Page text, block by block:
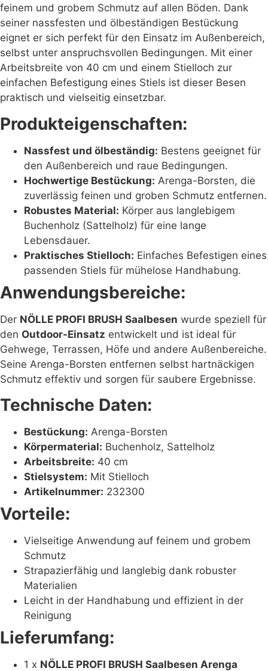
feinem und grobem Schmutz auf allen Böden. Dank
seiner nassfesten und ölbeständigen Bestückung
eignet er sich perfekt für den Einsatz im Außenbereich,
selbst unter anspruchsvollen Bedingungen. Mit einer
Arbeitsbreite von 40 cm und einem Stielloch zur
einfachen Befestigung eines Stiels ist dieser Besen
praktisch und vielseitig einsetzbar.
Produkteigenschaften:
Nassfest und ölbeständig: Bestens geeignet für
den Außenbereich und raue Bedingungen.
Hochwertige Bestückung: Arenga-Borsten, die
zuverlässig feinen und groben Schmutz entfernen.
Robustes Material: Körper aus langlebigem
Buchenholz (Sattelholz) für eine lange
Lebensdauer.
Praktisches Stielloch: Einfaches Befestigen eines
passenden Stiels für mühelose Handhabung.
Anwendungsbereiche:
Der NÖLLE PROFI BRUSH Saalbesen wurde speziell für
den Outdoor-Einsatz entwickelt und ist ideal für
Gehwege, Terrassen, Höfe und andere Außenbereiche.
Seine Arenga-Borsten entfernen selbst hartnäckigen
Schmutz effektiv und sorgen für saubere Ergebnisse.
Technische Daten:
Bestückung: Arenga-Borsten
Körpermaterial: Buchenholz, Sattelholz
Arbeitsbreite: 40 cm
Stielsystem: Mit Stielloch
Artikelnummer: 232300
Vorteile:
Vielseitige Anwendung auf feinem und grobem
Schmutz
Strapazierfähig und langlebig dank robuster
Materialien
Leicht in der Handhabung und effizient in der
Reinigung
Lieferumfang:
1 x NÖLLE PROFI BRUSH Saalbesen Arenga